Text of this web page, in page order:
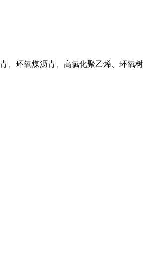
、环氧煤沥青、高氯化聚乙烯、环氧树